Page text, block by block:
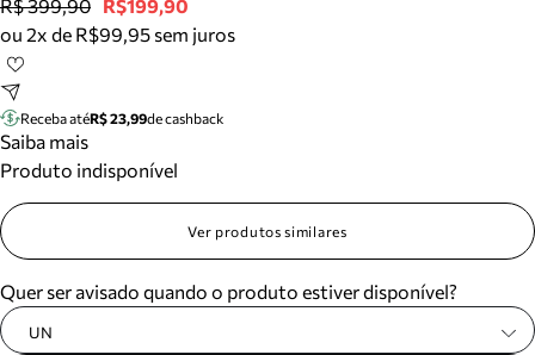
Tênis
Mule
Tire dúvidas sobre pedidos, devoluções e mais.
Meus pedidos
Acompanhe seus pedidos e solicite devoluções.
R$ 399,90 R$199,90
ou 2x de R$99,95 sem juros
Receba atéR$ 23,99de cashback
Saiba mais
Produto indisponível
Ver produtos similares
Quer ser avisado quando o produto estiver disponível?
UN